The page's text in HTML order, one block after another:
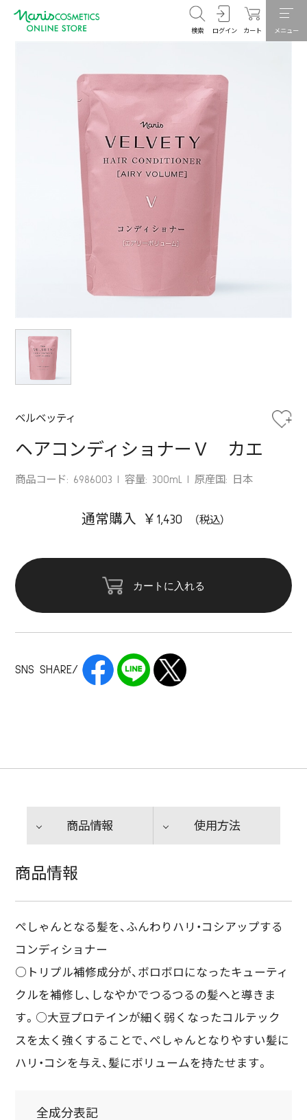
検索 ログイン カート メニュー
ベルベッティ
ヘアコンディショナーＶ カエ
商品コード: 6986003 容量: 300mL 原産国: 日本
通常購入 ￥1,430
カートに入れる
SNS SHARE/
商品情報 使用方法
商品情報
ぺしゃんとなる髪を、ふんわりハリ・コシアップする
コンディショナー
○トリプル補修成分が、ボロボロになったキューティ
クルを補修し、しなやかでつるつるの髪へと導きま
す。○大豆プロテインが細く弱くなったコルテック
スを太く強くすることで、ぺしゃんとなりやすい髪に
ハリ・コシを与え、髪にボリュームを持たせます。
全成分表記